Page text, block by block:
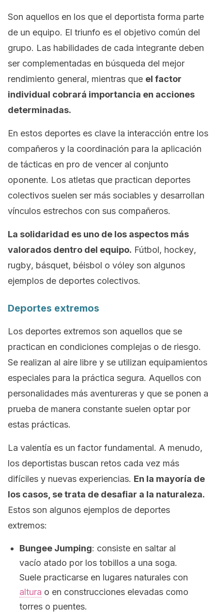
Son aquellos en los que el deportista forma parte
de un equipo. El triunfo es el objetivo común del
grupo. Las habilidades de cada integrante deben
ser complementadas en búsqueda del mejor
rendimiento general, mientras que el factor
individual cobrará importancia en acciones
determinadas.
En estos deportes es clave la interacción entre los
compañeros y la coordinación para la aplicación
de tácticas en pro de vencer al conjunto
oponente. Los atletas que practican deportes
colectivos suelen ser más sociables y desarrollan
vínculos estrechos con sus compañeros.
La solidaridad es uno de los aspectos más
valorados dentro del equipo. Fútbol, hockey,
rugby, básquet, béisbol o vóley son algunos
ejemplos de deportes colectivos.
Deportes extremos
Los deportes extremos son aquellos que se
practican en condiciones complejas o de riesgo.
Se realizan al aire libre y se utilizan equipamientos
especiales para la práctica segura. Aquellos con
personalidades más aventureras y que se ponen a
prueba de manera constante suelen optar por
estas prácticas.
La valentía es un factor fundamental. A menudo,
los deportistas buscan retos cada vez más
difíciles y nuevas experiencias. En la mayoría de
los casos, se trata de desafiar a la naturaleza.
Estos son algunos ejemplos de deportes
extremos:
Bungee Jumping: consiste en saltar al
vacío atado por los tobillos a una soga.
Suele practicarse en lugares naturales con
altura o en construcciones elevadas como
torres o puentes.